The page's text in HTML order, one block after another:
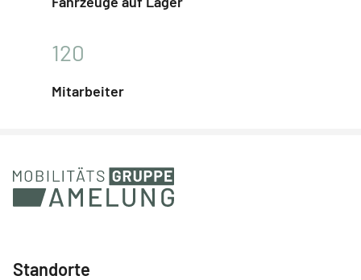
120
Mitarbeiter
Standorte